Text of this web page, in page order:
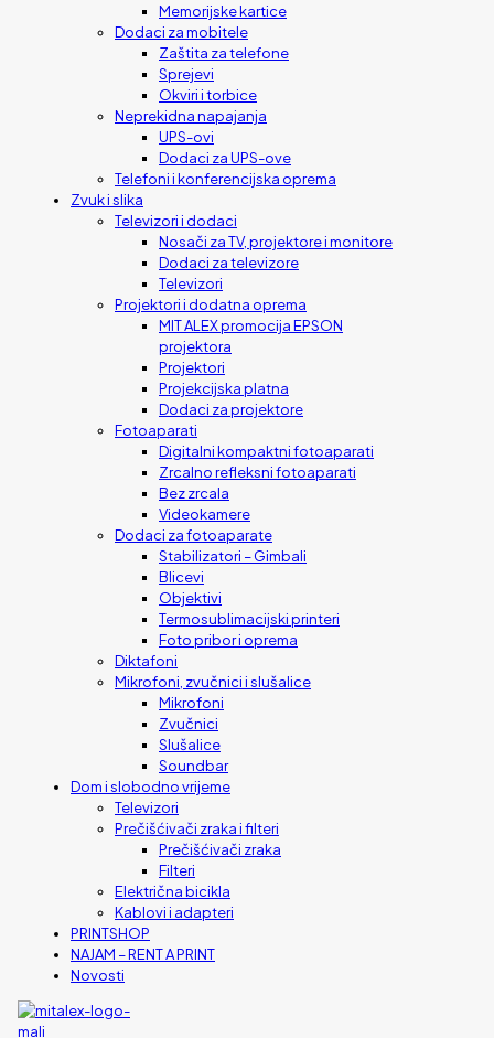
Memorijske kartice
Dodaci za mobitele
Zaštita za telefone
Sprejevi
Okviri i torbice
Neprekidna napajanja
UPS-ovi
Dodaci za UPS-ove
Telefoni i konferencijska oprema
Zvuk i slika
Televizori i dodaci
Nosači za TV, projektore i monitore
Dodaci za televizore
Televizori
Projektori i dodatna oprema
MIT ALEX promocija EPSON
projektora
Projektori
Projekcijska platna
Dodaci za projektore
Fotoaparati
Digitalni kompaktni fotoaparati
Zrcalno refleksni fotoaparati
Bez zrcala
Videokamere
Dodaci za fotoaparate
Stabilizatori – Gimbali
Blicevi
Objektivi
Termosublimacijski printeri
Foto pribor i oprema
Diktafoni
Mikrofoni, zvučnici i slušalice
Mikrofoni
Zvučnici
Slušalice
Soundbar
Dom i slobodno vrijeme
Televizori
Prečišćivači zraka i filteri
Prečišćivači zraka
Filteri
Električna bicikla
Kablovi i adapteri
PRINTSHOP
NAJAM – RENT A PRINT
Novosti